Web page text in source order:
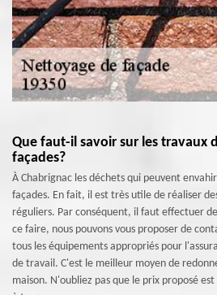
Que faut-il savoir sur les travaux
façades?
À Chabrignac les déchets qui peuvent
façades. En fait, il est très utile de réaliser
réguliers. Par conséquent, il faut effectuer
ce faire, nous pouvons vous proposer de
tous les équipements appropriés pour
de travail. C'est le meilleur moyen de
maison. N'oubliez pas que le prix proposé